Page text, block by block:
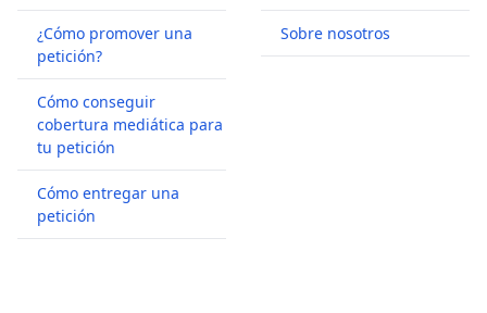
¿Cómo promover una
petición?
Cómo conseguir
cobertura mediática para
tu petición
Cómo entregar una
petición
Sobre nosotros